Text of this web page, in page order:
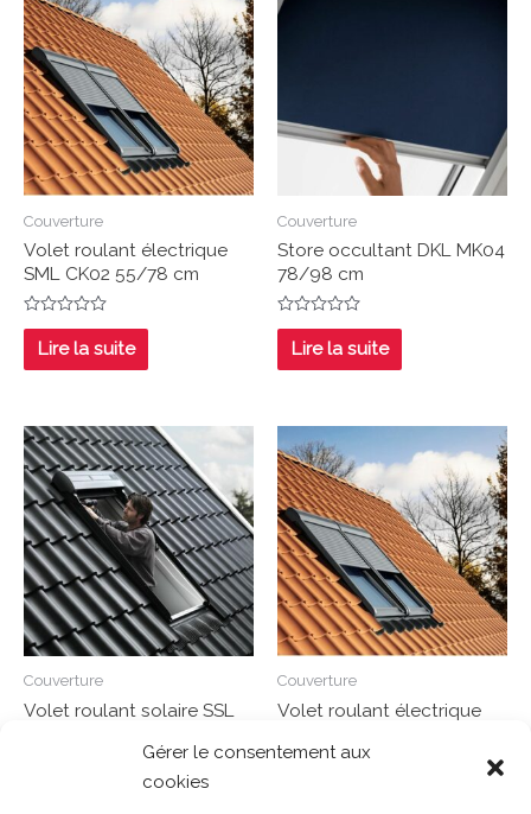
Gérer le consentement aux
cookies
Couverture
Volet roulant électrique
SML CK02 55/78 cm
Note
sur
5
Lire la suite
Couverture
Store occultant DKL MK04
78/98 cm
Note
sur
5
Lire la suite
Couverture
Volet roulant solaire SSL
Couverture
Volet roulant électrique